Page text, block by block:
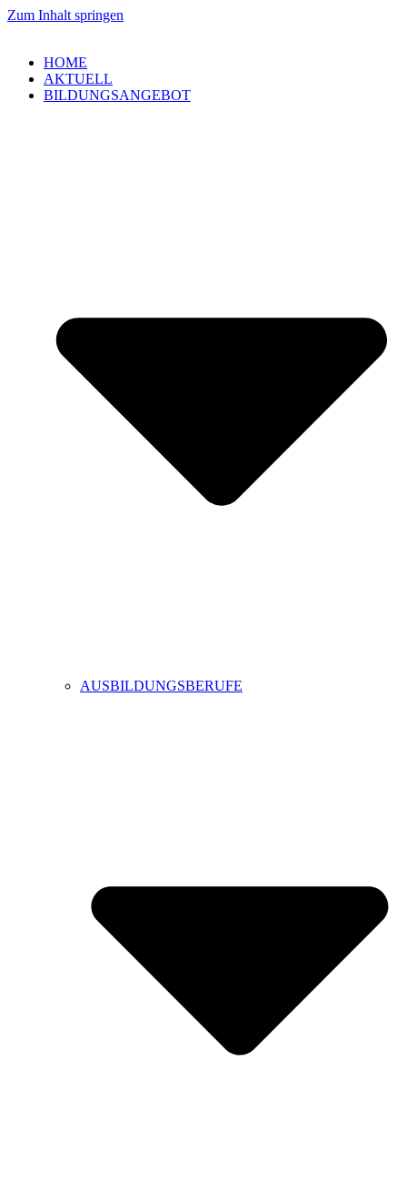
Zum Inhalt springen
HOME
AKTUELL
BILDUNGSANGEBOT
AUSBILDUNGSBERUFE